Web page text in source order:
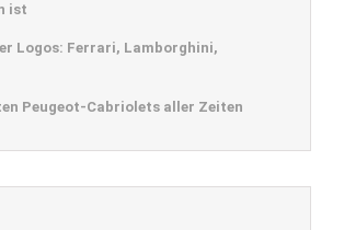
ist
Logos: Ferrari, Lamborghini,
Peugeot-Cabriolets aller Zeiten